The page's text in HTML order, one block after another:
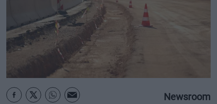
ΚΑΡΑΜΠΟΛΕΣ
ΟΡΟΙ ΧΡΗΣΗΣ
ΕΠΙΚΟΙΝΩΝΙΑ
ΤΑΥΤΟΤΗΤΑ
Newsroom